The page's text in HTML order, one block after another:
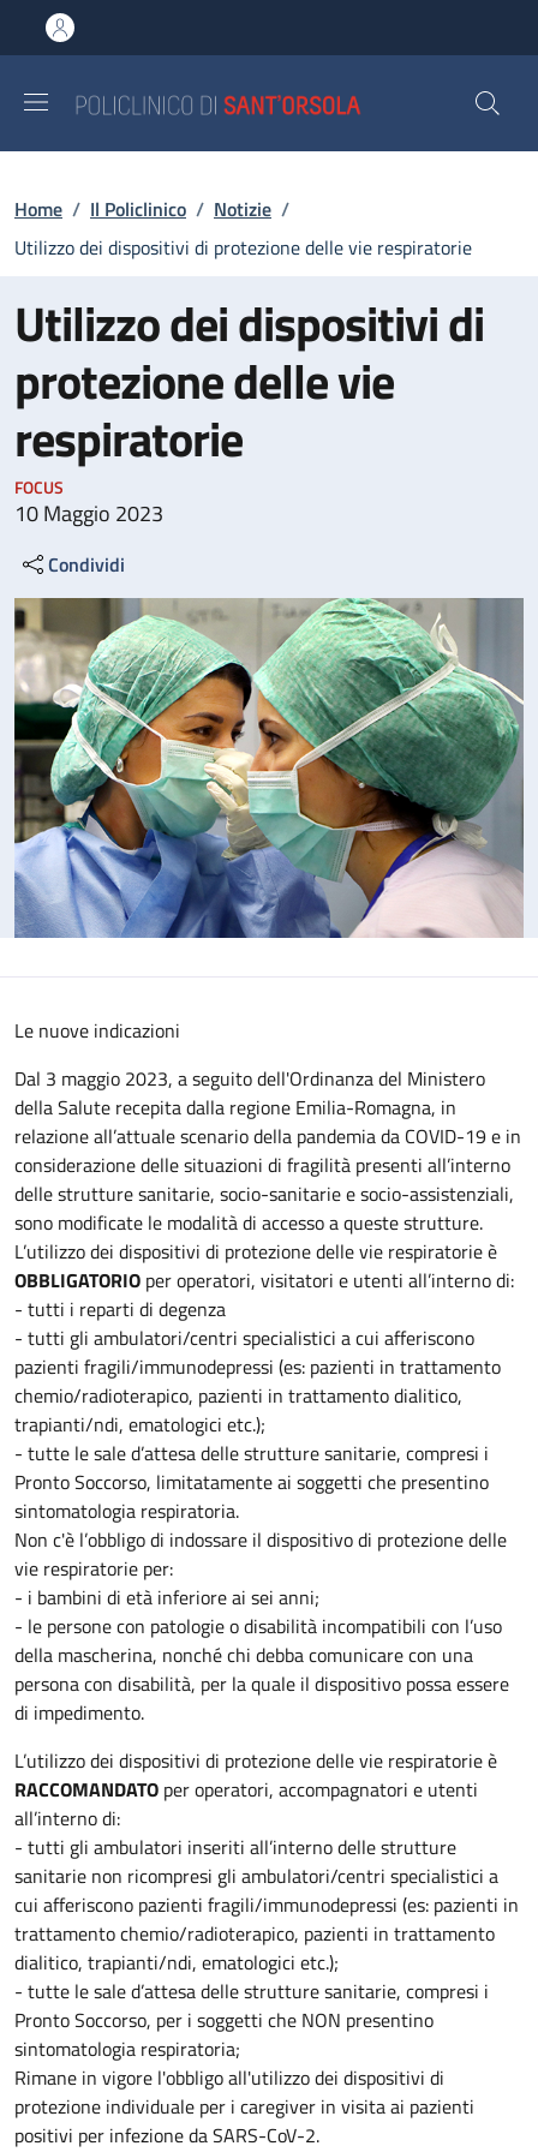
al contenuto principale
to footer content
Briciole di pane
Home / Il Policlinico / Notizie /
Utilizzo dei dispositivi di protezione delle vie respiratorie
Utilizzo dei dispositivi di
protezione delle vie
respiratorie
FOCUS
10 Maggio 2023
Condividi
Le nuove indicazioni
Dal 3 maggio 2023, a seguito dell'Ordinanza del Ministero
della Salute recepita dalla regione Emilia-Romagna, in
relazione all’attuale scenario della pandemia da COVID-19 e in
considerazione delle situazioni di fragilità presenti all’interno
delle strutture sanitarie, socio-sanitarie e socio-assistenziali,
sono modificate le modalità di accesso a queste strutture.
L’utilizzo dei dispositivi di protezione delle vie respiratorie è
OBBLIGATORIO per operatori, visitatori e utenti all’interno di:
- tutti i reparti di degenza
- tutti gli ambulatori/centri specialistici a cui afferiscono
pazienti fragili/immunodepressi (es: pazienti in trattamento
chemio/radioterapico, pazienti in trattamento dialitico,
trapianti/ndi, ematologici etc.);
- tutte le sale d’attesa delle strutture sanitarie, compresi i
Pronto Soccorso, limitatamente ai soggetti che presentino
sintomatologia respiratoria.
Non c'è l’obbligo di indossare il dispositivo di protezione delle
vie respiratorie per:
- i bambini di età inferiore ai sei anni;
- le persone con patologie o disabilità incompatibili con l’uso
della mascherina, nonché chi debba comunicare con una
persona con disabilità, per la quale il dispositivo possa essere
di impedimento.
L’utilizzo dei dispositivi di protezione delle vie respiratorie è
RACCOMANDATO per operatori, accompagnatori e utenti
all’interno di:
- tutti gli ambulatori inseriti all’interno delle strutture
sanitarie non ricompresi gli ambulatori/centri specialistici a
cui afferiscono pazienti fragili/immunodepressi (es: pazienti in
trattamento chemio/radioterapico, pazienti in trattamento
dialitico, trapianti/ndi, ematologici etc.);
- tutte le sale d’attesa delle strutture sanitarie, compresi i
Pronto Soccorso, per i soggetti che NON presentino
sintomatologia respiratoria;
Rimane in vigore l'obbligo all'utilizzo dei dispositivi di
protezione individuale per i caregiver in visita ai pazienti
positivi per infezione da SARS-CoV-2.